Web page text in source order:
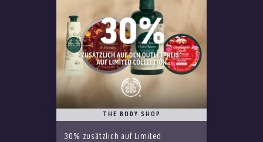
THE BODY SHOP
30% zusätzlich auf Limited